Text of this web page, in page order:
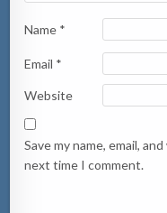
Name *
Email *
Website
Save my name, email,
next time I comment.